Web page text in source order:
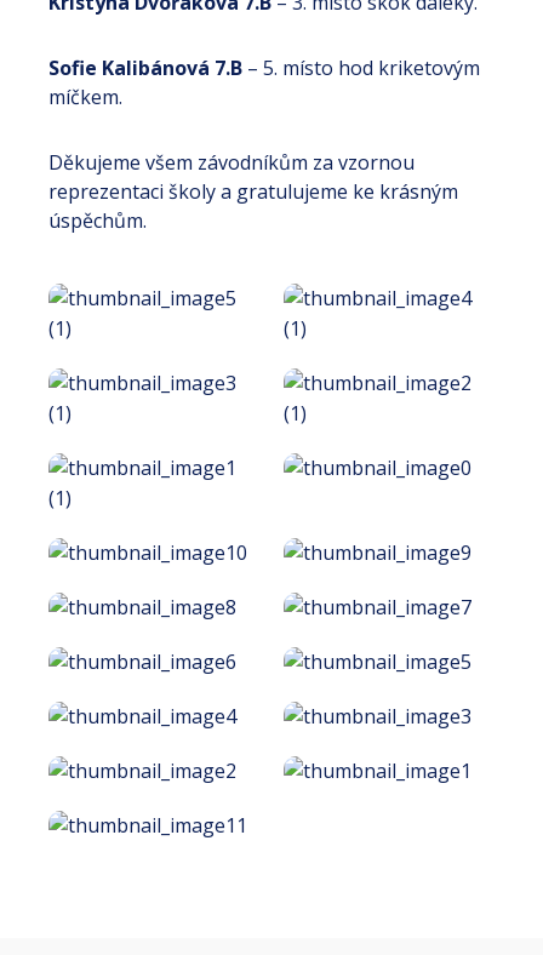
Sofie Kalibánová 7.B – 5. místo hod kriketovým
míčkem.
Děkujeme všem závodníkům za vzornou
reprezentaci školy a gratulujeme ke krásným
úspěchům.